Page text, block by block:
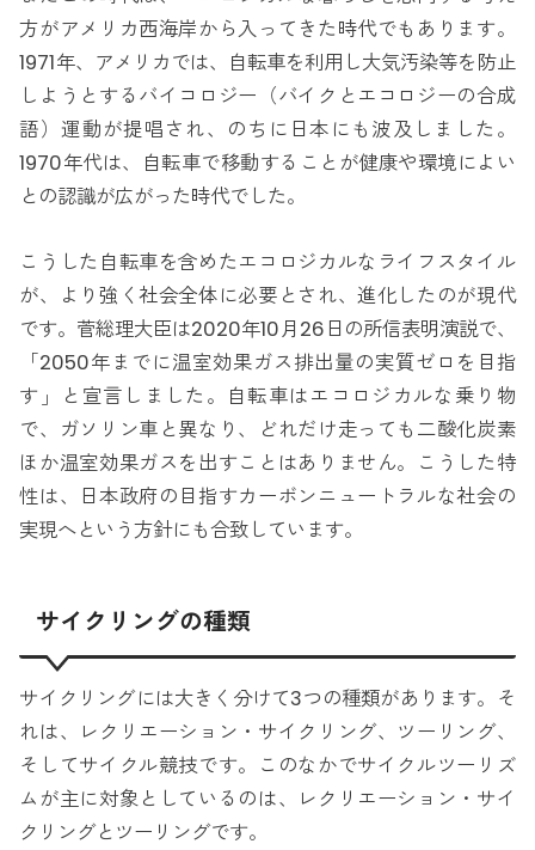
方がアメリカ西海岸から入ってきた時代でもあります。
1971年、アメリカでは、自転車を利用し大気汚染等を防止
しようとするバイコロジー（バイクとエコロジーの合成
語）運動が提唱され、のちに日本にも波及しました。
1970年代は、自転車で移動することが健康や環境によい
との認識が広がった時代でした。
こうした自転車を含めたエコロジカルなライフスタイル
が、より強く社会全体に必要とされ、進化したのが現代
です。菅総理大臣は2020年10月26日の所信表明演説で、
「2050年までに温室効果ガス排出量の実質ゼロを目指
す」と宣言しました。自転車はエコロジカルな乗り物
で、ガソリン車と異なり、どれだけ走っても二酸化炭素
ほか温室効果ガスを出すことはありません。こうした特
性は、日本政府の目指すカーボンニュートラルな社会の
実現へという方針にも合致しています。
サイクリングの種類
サイクリングには大きく分けて3つの種類があります。そ
れは、レクリエーション・サイクリング、ツーリング、
そしてサイクル競技です。このなかでサイクルツーリズ
ムが主に対象としているのは、レクリエーション・サイ
クリングとツーリングです。